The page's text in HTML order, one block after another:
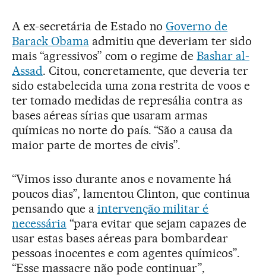
A ex-secretária de Estado noGoverno de
Barack Obamaadmitiu que deveriam ter sido
mais “agressivos” com o regime deBashar al-
Assad. Citou, concretamente, que deveria ter
sido estabelecida uma zona restrita de voos e
ter tomado medidas de represália contra as
bases aéreas sírias que usaram armas
químicas no norte do país. “São a causa da
maior parte de mortes de civis”.
“Vimos isso durante anos e novamente há
poucos dias”, lamentou Clinton, que continua
pensando que a intervenção militar é
necessária“para evitar que sejam capazes de
usar estas bases aéreas para bombardear
pessoas inocentes e com agentes químicos”.
“Esse massacre não pode continuar”,